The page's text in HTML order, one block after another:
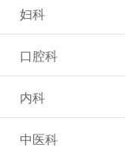
妇科
口腔科
内科
中医科